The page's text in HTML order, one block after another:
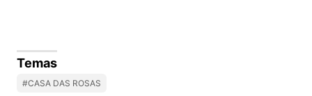
Temas
#CASA DAS ROSAS